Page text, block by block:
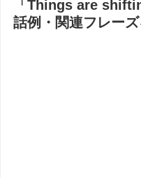
「Things are
話例・関連フレー